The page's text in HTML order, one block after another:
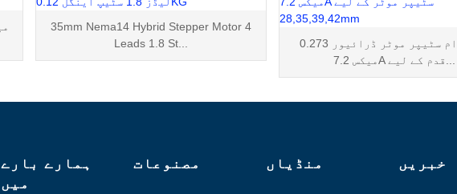
35mm Nema14 Hybrid Stepper Motor 4
Leads 1.8 St...
0.273 کلوگرام سٹیپر موٹر ڈرائیور
ہمارے بارے
میں
مصنوعات منڈیاں خبریں